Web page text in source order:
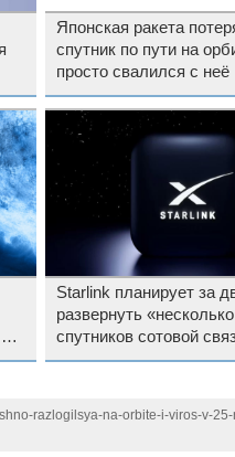
Японская ракета
спутник по пути на
просто свалился с неё
—
Starlink планирует за
развернуть
спутников сотовой
razlogilsya-na-orbite-i-viros-v-25-